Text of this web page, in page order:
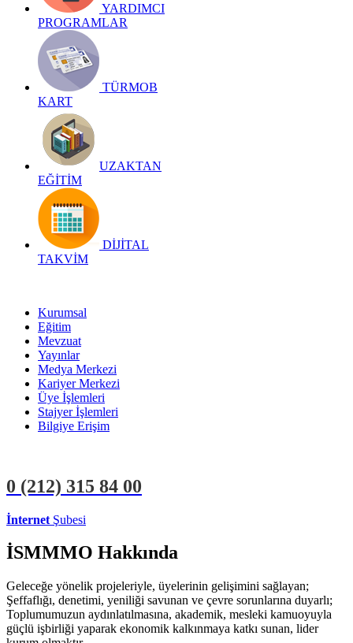
YARDIMCI
PROGRAMLAR
TÜRMOB
KART
UZAKTAN
EĞİTİM
DİJİTAL
TAKVİM
Kurumsal
Eğitim
Mevzuat
Yayınlar
Medya Merkezi
Kariyer Merkezi
Üye İşlemleri
Stajyer İşlemleri
Bilgiye Erişim
0 (212) 315 84 00
İnternet Şubesi
İSMMMO Hakkında
Geleceğe yönelik projeleriyle, üyelerinin gelişimini sağlayan;
Şeffaflığı, denetimi, yeniliği savunan ve çevre sorunlarına duyarlı;
Toplumumuzun aydınlatılmasına, akademik, mesleki kamuoyuyla
güçlü işbirliği yaparak ekonomik kalkınmaya katkı sunan, lider